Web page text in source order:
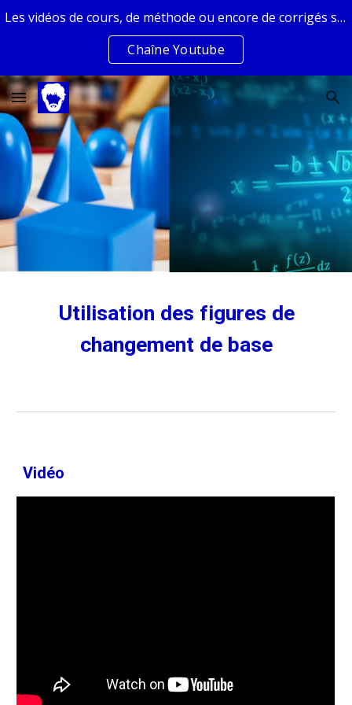
Skip to navigation
Les vidéos de cours, de méthode ou encore de corrigés sont sur la chaîne youtube de Guillaume Fraysse
Chaîne Youtube
Utilisation des figures de
changement de base
Vidéo